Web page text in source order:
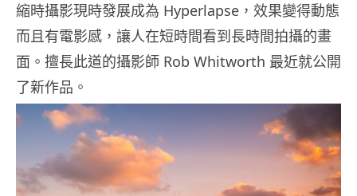
縮時攝影現時發展成為 Hyperlapse，效果變得動態
而且有電影感，讓人在短時間看到長時間拍攝的畫
面。擅長此道的攝影師 Rob Whitworth 最近就公開
了新作品。